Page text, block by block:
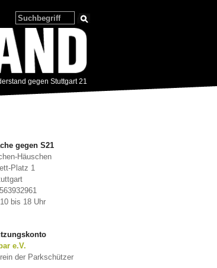
gegen Stuttgart 21
gegen S21
Häuschen
Platz 1
bis 18 Uhr
e.V.
der Parkschützer